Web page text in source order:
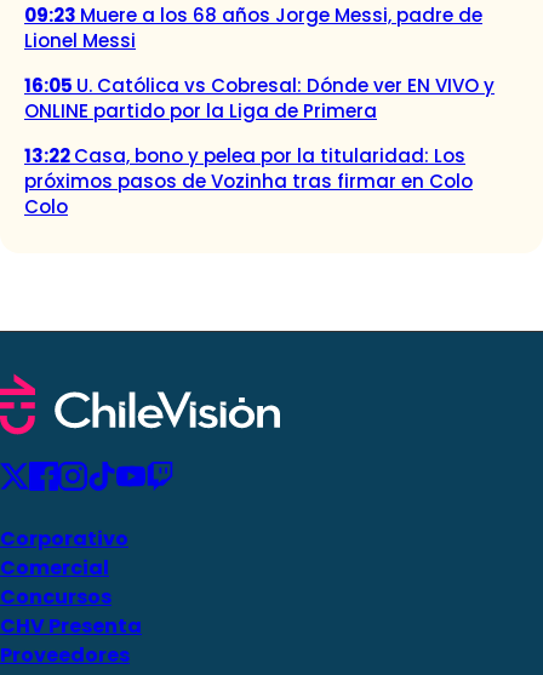
09:23 Muere a los 68 años Jorge Messi, padre de
Lionel Messi
16:05 U. Católica vs Cobresal: Dónde ver EN VIVO y
ONLINE partido por la Liga de Primera
13:22Casa, bono y pelea por la titularidad: Los
próximos pasos de Vozinha tras firmar en Colo
Colo
Corporativo
Comercial
Concursos
CHV Presenta
Proveedores